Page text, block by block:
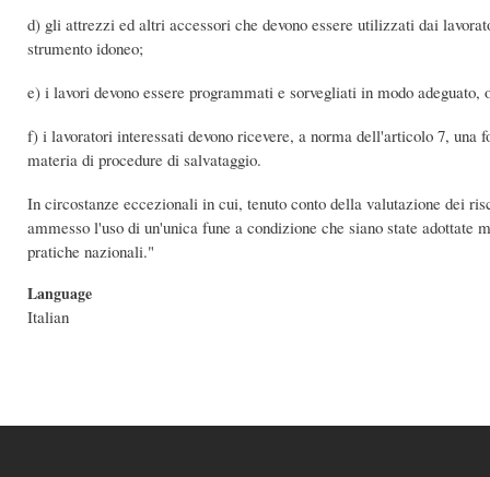
d) gli attrezzi ed altri accessori che devono essere utilizzati dai
strumento idoneo;
e) i lavori devono essere programmati e sorvegliati in modo
f) i lavoratori interessati devono ricevere, a norma dell'articolo 7,
materia di procedure di salvataggio.
In circostanze eccezionali in cui, tenuto conto della valutazione dei
ammesso l'uso di un'unica fune a condizione che siano state
pratiche nazionali."
Language
Italian